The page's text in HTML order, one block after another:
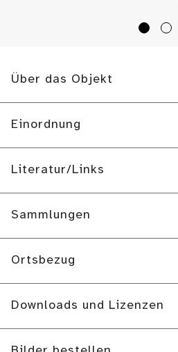
Über das Objekt
Einordnung
Literatur/Links
Sammlungen
Ortsbezug
Downloads und Lizenzen